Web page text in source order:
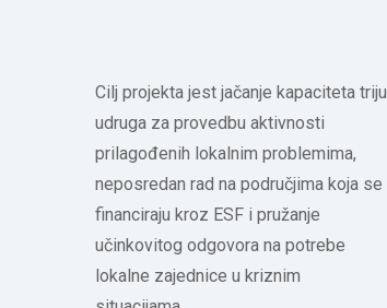
Cilj projekta jest jačanje kapaciteta triju
udruga za provedbu aktivnosti
prilagođenih lokalnim problemima,
neposredan rad na područjima koja se
financiraju kroz ESF i pružanje
učinkovitog odgovora na potrebe
lokalne zajednice u kriznim